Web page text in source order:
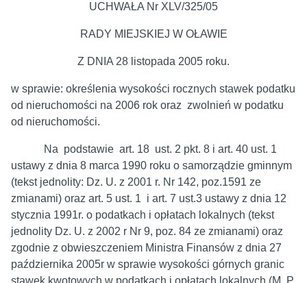
UCHWAŁA Nr XLV/325/05
RADY MIEJSKIEJ W OŁAWIE
Z DNIA 28 listopada 2005 roku.
w sprawie: określenia wysokości rocznych stawek podatku
od nieruchomości na 2006 rok oraz zwolnień w podatku
od nieruchomości.
Na podstawie art. 18 ust. 2 pkt. 8 i art. 40 ust. 1
ustawy z dnia 8 marca 1990 roku o samorządzie gminnym
(tekst jednolity: Dz. U. z 2001 r. Nr 142, poz.1591 ze
zmianami) oraz art. 5 ust. 1 i art. 7 ust.3 ustawy z dnia 12
stycznia 1991r. o podatkach i opłatach lokalnych (tekst
jednolity Dz. U. z 2002 r Nr 9, poz. 84 ze zmianami) oraz
zgodnie z obwieszczeniem Ministra Finansów z dnia 27
października 2005r w sprawie wysokości górnych granic
stawek kwotowych w podatkach i opłatach lokalnych (M. P.